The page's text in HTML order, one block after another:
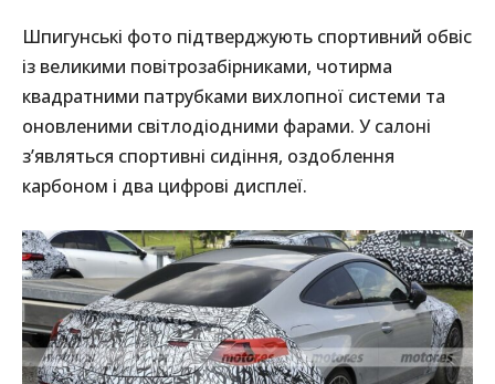
Шпигунські фото підтверджують спортивний обвіс
із великими повітрозабірниками, чотирма
квадратними патрубками вихлопної системи та
оновленими світлодіодними фарами. У салоні
з’являться спортивні сидіння, оздоблення
карбоном і два цифрові дисплеї.